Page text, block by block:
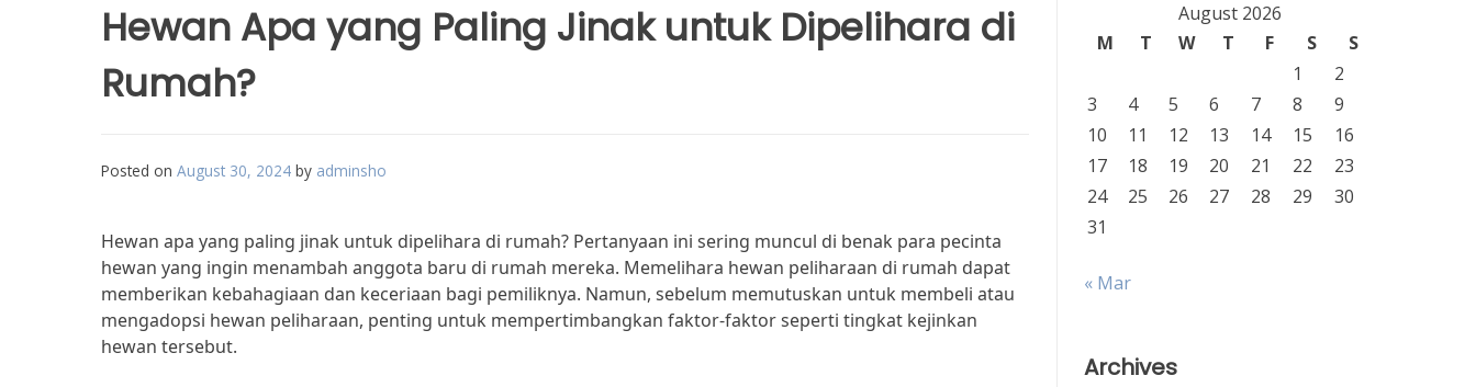
Hewan Apa yang Paling Jinak untuk Dipelihara di
Rumah?
Posted on August 30, 2024 by adminsho
Hewan apa yang paling jinak untuk dipelihara di rumah? Pertanyaan ini sering muncul di benak para pecinta
hewan yang ingin menambah anggota baru di rumah mereka. Memelihara hewan peliharaan di rumah dapat
memberikan kebahagiaan dan keceriaan bagi pemiliknya. Namun, sebelum memutuskan untuk membeli atau
mengadopsi hewan peliharaan, penting untuk mempertimbangkan faktor-faktor seperti tingkat kejinkan
hewan tersebut.
August 2026
M
T W T F S
S
1
2
3
4 5 6 7 8
9
10
11 12 13 14 15
16
17
18 19 20 21 22
23
24
25 26 27 28 29
30
31
« Mar
Archives